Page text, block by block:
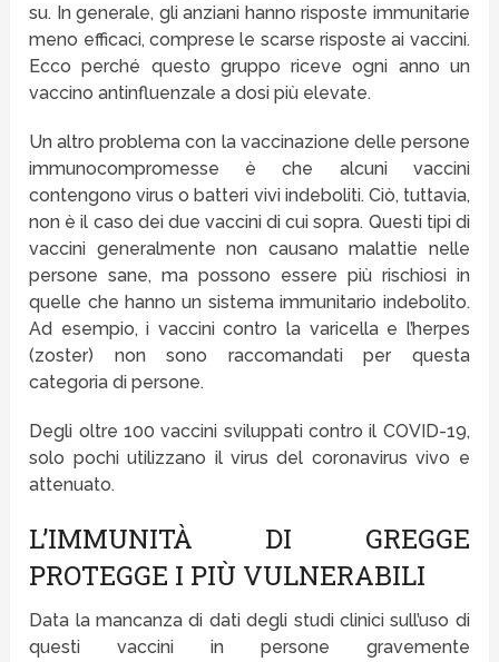
su. In generale, gli anziani hanno risposte immunitarie
meno efficaci, comprese le scarse risposte ai vaccini.
Ecco perché questo gruppo riceve ogni anno un
vaccino antinfluenzale a dosi più elevate.
Un altro problema con la vaccinazione delle persone
immunocompromesse è che alcuni vaccini
contengono virus o batteri vivi indeboliti. Ciò, tuttavia,
non è il caso dei due vaccini di cui sopra. Questi tipi di
vaccini generalmente non causano malattie nelle
persone sane, ma possono essere più rischiosi in
quelle che hanno un sistema immunitario indebolito.
Ad esempio, i vaccini contro la varicella e l’herpes
(zoster) non sono raccomandati per questa
categoria di persone.
Degli oltre 100 vaccini sviluppati contro il COVID-19,
solo pochi utilizzano il virus del coronavirus vivo e
attenuato.
L’IMMUNITÀ DI GREGGE
PROTEGGE I PIÙ VULNERABILI
Data la mancanza di dati degli studi clinici sull’uso di
questi vaccini in persone gravemente